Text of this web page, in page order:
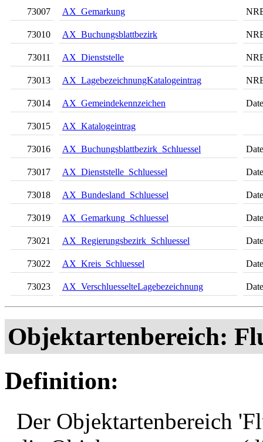
73007 AX_Gemarkung
73010 AX_Buchungsblattbezirk
73011 AX_Dienststelle
73013 AX_LagebezeichnungKatalogeintrag
73014 AX_Gemeindekennzeichen
73015 AX_Katalogeintrag
73016 AX_Buchungsblattbezirk_Schluessel
73017 AX_Dienststelle_Schluessel
73018 AX_Bundesland_Schluessel
73019 AX_Gemarkung_Schluessel
73021 AX_Regierungsbezirk_Schluessel
73022 AX_Kreis_Schluessel
73023 AX_VerschluesselteLagebezeichnung
Objektartenbereich:
Definition:
Der Objektartenbereich